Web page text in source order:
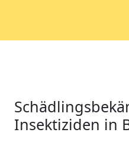
Insektiziden in